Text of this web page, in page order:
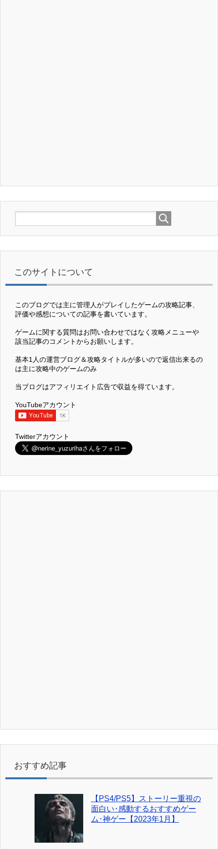
このサイトについて
このブログでは主に管理人がプレイしたゲームの攻略記事、
評価や感想についての記事を書いています。
ゲームに関する質問はお問い合わせではなく攻略メニューや
該当記事のコメントからお願いします。
基本1人の運営ブログ＆攻略タイトルが多いので返信出来るの
は主に攻略中のゲームのみ
当ブログはアフィリエイト広告で収益を得ています。
YouTubeアカウント
Twitterアカウント
おすすめ記事
【PS4/PS5】ストーリー重視の
面白い･感動するおすすめゲー
ム･神ゲー【2023年1月】